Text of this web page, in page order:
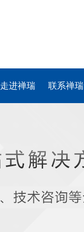
走进禅瑞 联系禅瑞